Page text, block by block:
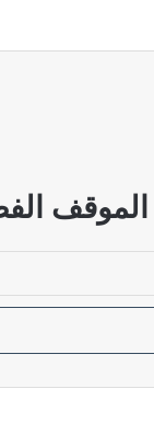
الموقف